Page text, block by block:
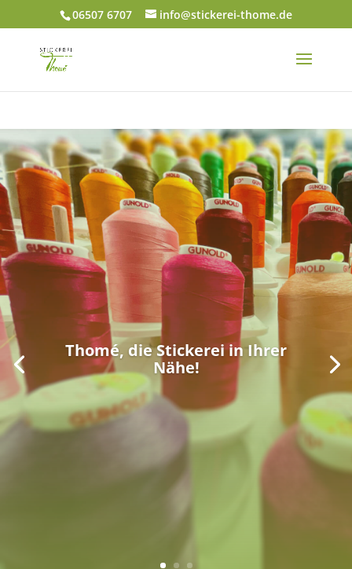
06507 6707 info@stickerei-thome.de
Thomé, die Stickerei in Ihrer
Nähe!